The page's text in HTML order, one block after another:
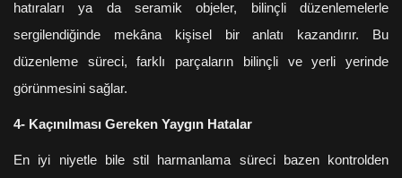
hatıraları ya da seramik objeler, bilinçli düzenlemelerle
sergilendiğinde mekâna kişisel bir anlatı kazandırır. Bu
düzenleme süreci, farklı parçaların bilinçli ve yerli yerinde
görünmesini sağlar.
4- Kaçınılması Gereken Yaygın Hatalar
En iyi niyetle bile stil harmanlama süreci bazen kontrolden